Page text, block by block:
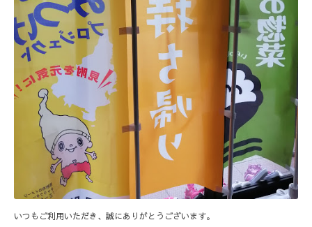
いつもご利用いただき、誠にありがとうございます。